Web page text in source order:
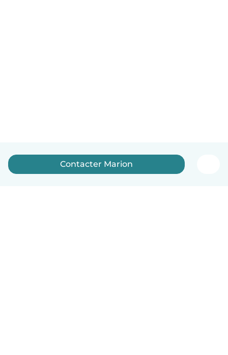
Contacter Marion